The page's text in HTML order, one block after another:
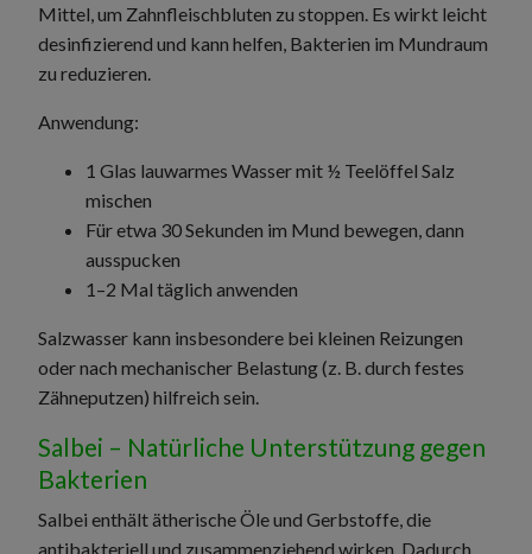
Mittel, um Zahnfleischbluten zu stoppen. Es wirkt leicht
desinfizierend und kann helfen, Bakterien im Mundraum
zu reduzieren.
Anwendung:
1 Glas lauwarmes Wasser mit ½ Teelöffel Salz
mischen
Für etwa 30 Sekunden im Mund bewegen, dann
ausspucken
1–2 Mal täglich anwenden
Salzwasser kann insbesondere bei kleinen Reizungen
oder nach mechanischer Belastung (z. B. durch festes
Zähneputzen) hilfreich sein.
Salbei – Natürliche Unterstützung gegen
Bakterien
Salbei enthält ätherische Öle und Gerbstoffe, die
antibakteriell und zusammenziehend wirken. Dadurch